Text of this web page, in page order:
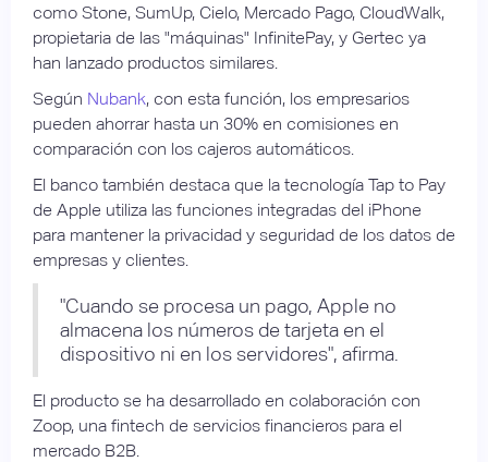
como Stone, SumUp, Cielo, Mercado Pago, CloudWalk,
propietaria de las "máquinas" InfinitePay, y Gertec ya
han lanzado productos similares.
Según Nubank, con esta función, los empresarios
pueden ahorrar hasta un 30% en comisiones en
comparación con los cajeros automáticos.
El banco también destaca que la tecnología Tap to Pay
de Apple utiliza las funciones integradas del iPhone
para mantener la privacidad y seguridad de los datos de
empresas y clientes.
"Cuando se procesa un pago, Apple no
almacena los números de tarjeta en el
dispositivo ni en los servidores", afirma.
El producto se ha desarrollado en colaboración con
Zoop, una fintech de servicios financieros para el
mercado B2B.